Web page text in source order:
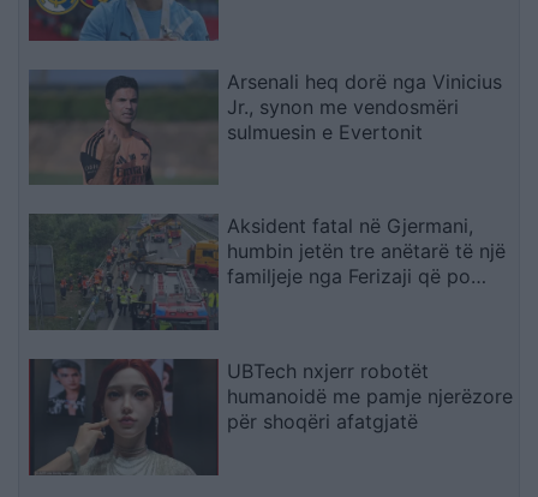
Arsenali heq dorë nga Vinicius
Jr., synon me vendosmëri
sulmuesin e Evertonit
Aksident fatal në Gjermani,
humbin jetën tre anëtarë të një
familjeje nga Ferizaji që po
UBTech nxjerr robotët
humanoidë me pamje njerëzore
për shoqëri afatgjatë